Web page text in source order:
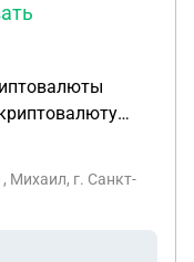
115ФЗ и 161ФЗ в
и просто
Михаил, г. Санкт-